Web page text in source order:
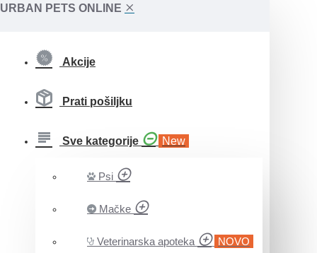
URBAN PETS ONLINE
Akcije
Prati pošiljku
Sve kategorije New
Psi
Mačke
Veterinarska apoteka NOVO